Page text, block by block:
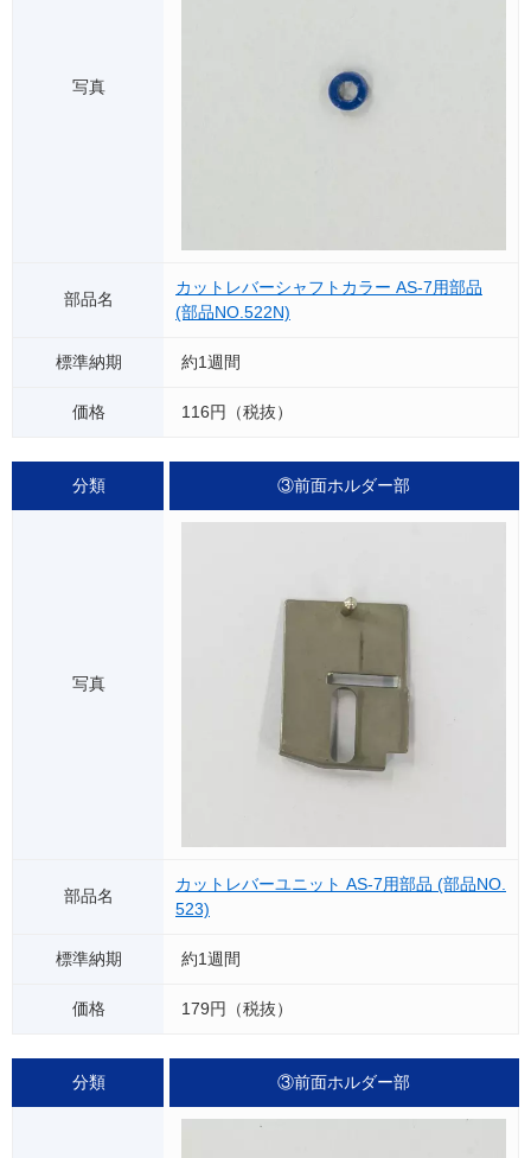
カットレバーシャフトカラー AS-7用部品
(部品NO.522N)
約1週間
116円（税抜）
③前面ホルダー部
カットレバーユニット AS-7用部品 (部品NO.
523)
約1週間
179円（税抜）
③前面ホルダー部